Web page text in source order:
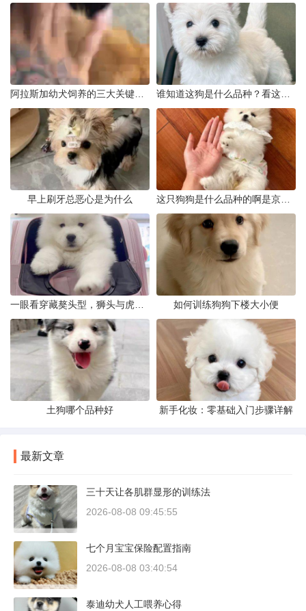
早上刷牙总恶心是为什么
如何训练狗狗下楼大小便
土狗哪个品种好 新手化妆：零基础入门步骤详解
最新文章
三十天让各肌群显形的训练法
2026-08-08 09:45:55
七个月宝宝保险配置指南
2026-08-08 03:40:54
泰迪幼犬人工喂养心得